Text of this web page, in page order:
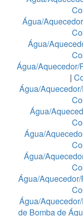
Água/
Água/
Água/Aquecedor/
|
Água/
Água/
Água/
Água/
Água/
Água/
de Bomba de